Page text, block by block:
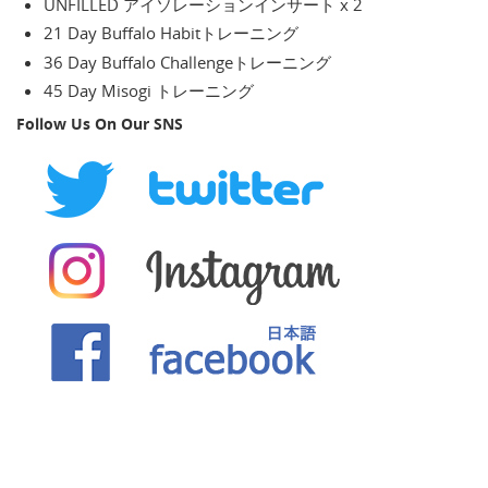
21 Day Buffalo Habitトレーニング
36 Day Buffalo Challengeトレーニング
45 Day Misogi トレーニング
Follow Us On Our SNS